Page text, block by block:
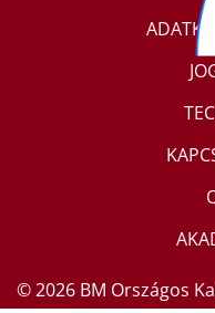
© 2026 BM Országos